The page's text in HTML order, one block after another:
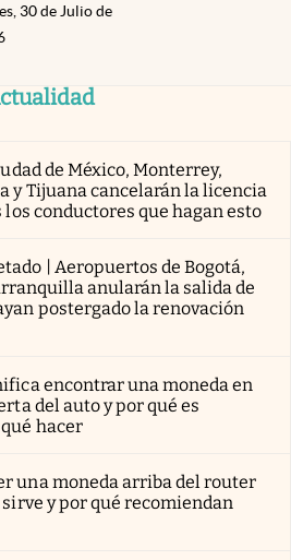
30 de Julio de
de México, Monterrey,
y Tijuana cancelarán la licencia
los conductores que hagan esto
| Aeropuertos de Bogotá,
anularán la salida de
postergado la renovación
encontrar una moneda en
del auto y por qué es
hacer
una moneda arriba del router
sirve y por qué recomiendan